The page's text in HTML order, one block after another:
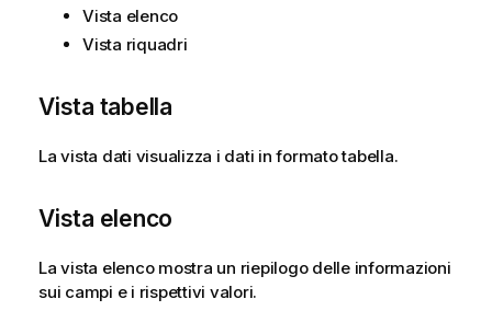
Vista elenco
Vista riquadri
Vista tabella
La vista dati visualizza i dati in formato tabella.
Vista elenco
La vista elenco mostra un riepilogo delle informazioni
sui campi e i rispettivi valori.